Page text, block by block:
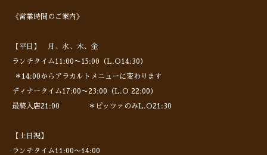
《営業時間のご案内》
【平日】 月、水、木、金
ランチタイム11:00〜15:00（L.O14:30）
＊14:00からアラカルトメニューに変わります
ディナータイム17:00〜23:00（L.O 22:00）
最終入店21:00 ＊ピッツァのみL.O21:30
【土日祝】
ランチタイム11:00〜14:00